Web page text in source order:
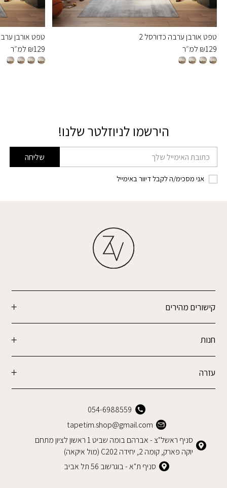
טפט אורבן ערבה כדורסל 2
₪129 למ״ר
טפט אורבן
₪129 למ״ר
הירשמו לניוזלטר שלנו!
דוא׳׳ל שליחה
אני מסכימ/ה לקבל דיוור באימייל
קישורים מהירים
חנות
עזרה
054-6988559
tapetim.shop@gmail.com
סניף ראשל"צ - אברהם בומה שביט 1 ראשון לציון מתחם
יוקה פארק, קומה 2, יחידה C202 (מול איקאה)
סניף ת"א - בוגרשוב 56 תל אביב